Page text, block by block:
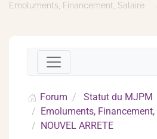
Emoluments, Financement, Salaire
Forum
Statut du MJPM
Emoluments,
NOUVEL ARRETE